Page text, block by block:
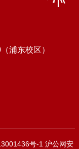
浦东校区）
号-1 沪公网安